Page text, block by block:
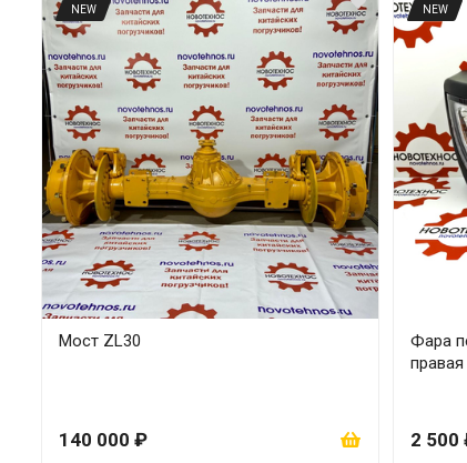
NEW
Мост ZL30
140 000 ₽
NEW
Фара
правая
2 500